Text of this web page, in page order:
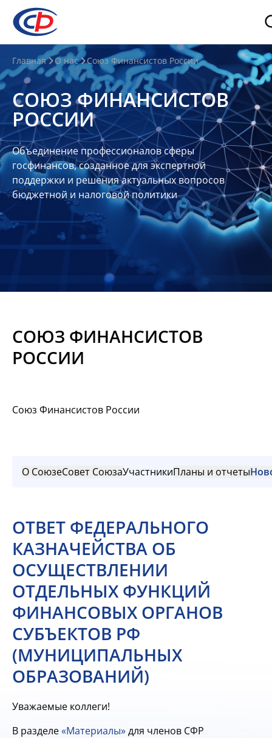
О
нас
О
СФР
Совет
Союза
Участники
Планы
отчеты
Контакты
Материалы
Главная О нас Союз Финансистов России
СОЮЗ ФИНАНСИСТОВ
РОССИИ
Объединение профессионалов сферы
госфинансов, созданное для экспертной
поддержки и решения актуальных вопросов
бюджетной и налоговой политики
СОЮЗ ФИНАНСИСТОВ
РОССИИ
Союз Финансистов России
О СоюзеСовет СоюзаУчастникиПланы и отчеты
ОТВЕТ ФЕДЕРАЛЬНОГО
КАЗНАЧЕЙСТВА ОБ
ОСУЩЕСТВЛЕНИИ
ОТДЕЛЬНЫХ ФУНКЦИЙ
ФИНАНСОВЫХ ОРГАНОВ
СУБЪЕКТОВ РФ
(МУНИЦИПАЛЬНЫХ
ОБРАЗОВАНИЙ)
Уважаемые коллеги!
В разделе«Материалы»для членов СФР